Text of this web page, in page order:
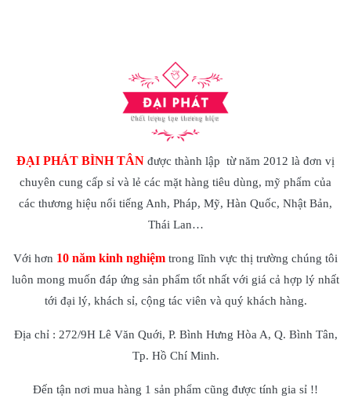
ĐẠI PHÁT BÌNH TÂN được thành lập từ năm 2012 là đơn vị
chuyên cung cấp sỉ và lẻ các mặt hàng tiêu dùng, mỹ phẩm của
các thương hiệu nổi tiếng Anh, Pháp, Mỹ, Hàn Quốc, Nhật Bản,
Thái Lan…
Với hơn 10 năm kinh nghiệm trong lĩnh vực thị trường chúng tôi
luôn mong muốn đáp ứng sản phẩm tốt nhất với giá cả hợp lý nhất
tới đại lý, khách sỉ, cộng tác viên và quý khách hàng.
Địa chỉ : 272/9H Lê Văn Quới, P. Bình Hưng Hòa A, Q. Bình Tân,
Tp. Hồ Chí Minh.
Đến tận nơi mua hàng 1 sản phẩm cũng được tính gia sỉ !!